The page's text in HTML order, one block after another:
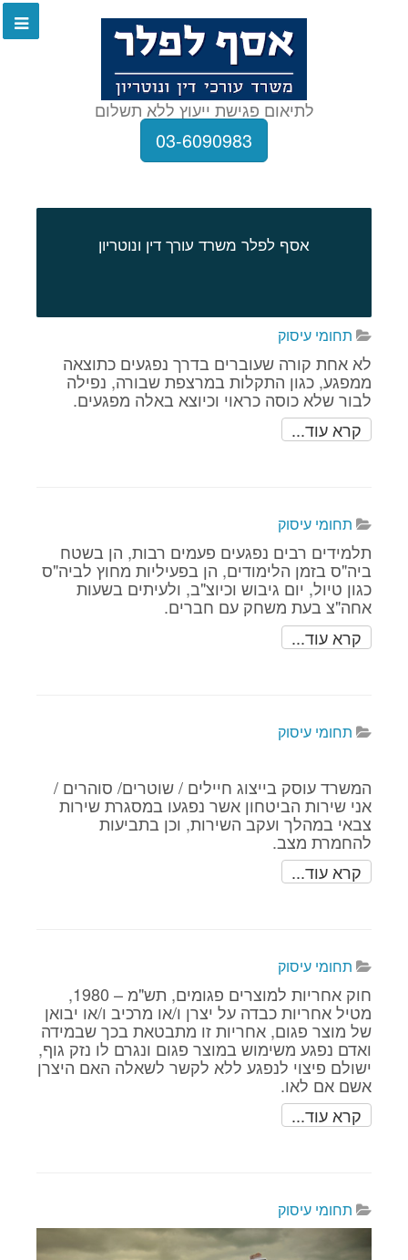
לתיאום פגישת ייעוץ ללא תשלום
03-6090983
אסף לפלר משרד עורך דין ונוטריון
תחומי עיסוק
לא אחת קורה שעוברים בדרך נפגעים כתוצאה
ממפגע, כגון התקלות במרצפת שבורה, נפילה
לבור שלא כוסה כראוי וכיוצא באלה מפגעים.
קרא עוד...
תחומי עיסוק
תלמידים רבים נפגעים פעמים רבות, הן בשטח
ביה"ס בזמן הלימודים, הן בפעיליות מחוץ לביה"ס
כגון טיול, יום גיבוש וכיוצ"ב, ולעיתים בשעות
אחה"צ בעת משחק עם חברים.
קרא עוד...
תחומי עיסוק
המשרד עוסק בייצוג חיילים / שוטרים/ סוהרים /
אני שירות הביטחון אשר נפגעו במסגרת שירות
צבאי במהלך ועקב השירות, וכן בתביעות
להחמרת מצב.
קרא עוד...
תחומי עיסוק
חוק אחריות למוצרים פגומים, תש"מ – 1980,
מטיל אחריות כבדה על יצרן ו/או מרכיב ו/או יבואן
של מוצר פגום, אחריות זו מתבטאת בכך שבמידה
ואדם נפגע משימוש במוצר פגום ונגרם לו נזק גוף,
ישולם פיצוי לנפגע ללא לקשר לשאלה האם היצרן
אשם אם לאו.
קרא עוד...
תחומי עיסוק